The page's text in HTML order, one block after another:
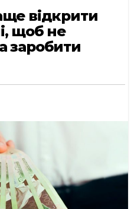
відкрити
щоб не
заробити